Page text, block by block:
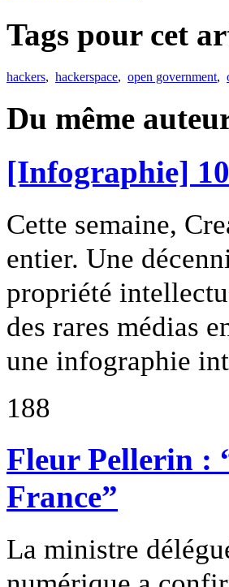
Tags pour cet
hackers, hackerspace, open government,
Du même
[Infographie]
Cette semaine,
entier. Une
propriété
des rares médias
une infographie
188
Fleur Pellerin :
France”
La ministre